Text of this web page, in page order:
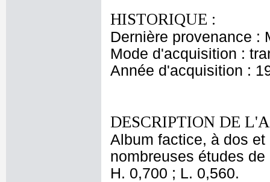
HISTORIQUE :
Dernière provenance :
Mode d'acquisition :
Année d'acquisition :
DESCRIPTION DE
Album factice, à dos
nombreuses études
H. 0,700 ; L. 0,560.